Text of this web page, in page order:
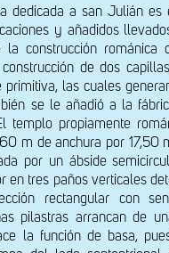
dedicada a san Julián es
y añadidos
la construcción románica
de dos
primitiva, las cuales
se le añadió a la
templo propiamente
m de anchura por 17,50
por un ábside
en tres paños verticales
rectangular con
pilastras arrancan de
la función de basa,